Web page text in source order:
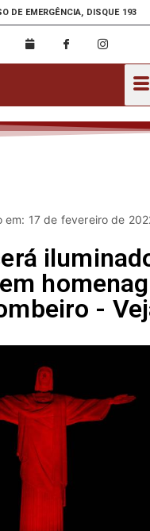
DE EMERGÊNCIA, DISQUE 193
em: 17 de fevereiro de
-